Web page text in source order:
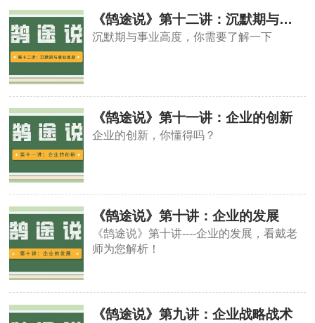
《鹄途说》第十二讲：沉默期与事业高度
沉默期与事业高度，你需要了解一下
《鹄途说》第十一讲：企业的创新
企业的创新，你懂得吗？
《鹄途说》第十讲：企业的发展
《鹄途说》第十讲----企业的发展，看戴老
师为您解析！
《鹄途说》第九讲：企业战略战术